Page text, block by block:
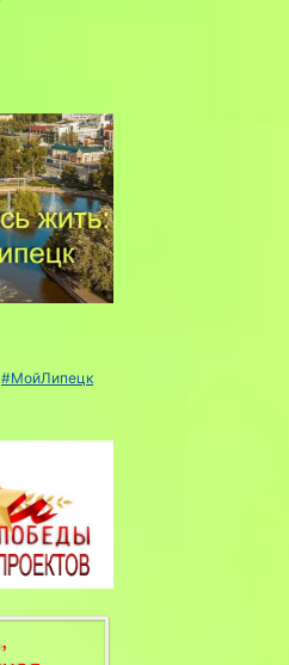
#МойЛипецк